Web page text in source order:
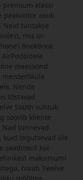
premium-klassi
peakontor asub
Neid tuntakse
mis on
BookBook
meeskond
meisterlikule
Nende
tõstavad
South suhtub
soovib kliente
tunnevad
kuid tegutsevad üle
seadmeid kui
maksimumi
hoiab Twelve